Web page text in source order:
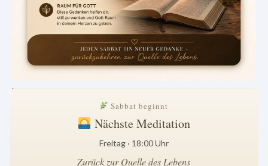
.
Sabbat beginnt
Nächste Meditation
Freitag · 18:00 Uhr
Zurück zur Quelle des Lebens